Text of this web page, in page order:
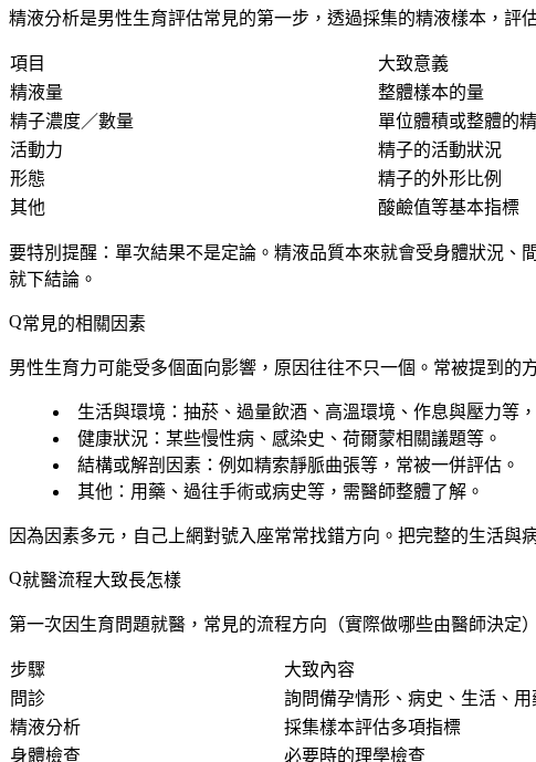
精液分析是男性生育評估常見的第一步，透過採集的精液樣本，評
項目 大致意義
精液量
整體樣本的量
精子濃度／數量
單位體積或整體的
活動力
精子的活動狀況
形態
精子的外形比例
其他
酸鹼值等基本指標
要特別提醒： 單次結果不是定論 。精液品質本來就會受身體狀況、
就下結論。
常見的相關因素
男性生育力可能受多個面向影響，原因往往不只一個。常被提到的
生活與環境 ：抽菸、過量飲酒、高溫環境、作息與壓力等
健康狀況 ：某些慢性病、感染史、荷爾蒙相關議題等。
結構或解剖因素 ：例如精索靜脈曲張等，常被一併評估。
其他 ：用藥、過往手術或病史等，需醫師整體了解。
因為因素多元，自己上網對號入座常常找錯方向。把完整的生活
就醫流程大致長怎樣
第一次因生育問題就醫，常見的流程方向（實際做哪些由醫師決定）
步驟 大致內容
問診
詢問備孕情形、病史、生活、用
精液分析
採集樣本評估多項指標
身體檢查
必要時的理學檢查